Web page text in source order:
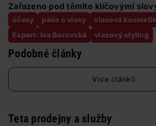
Zařazeno pod těmito klíčovými
účesy péče o vlasy vlasová
Expert: Iva Borovská
vlasový styling
Podobné články
Více článků
Teta prodejny a služby